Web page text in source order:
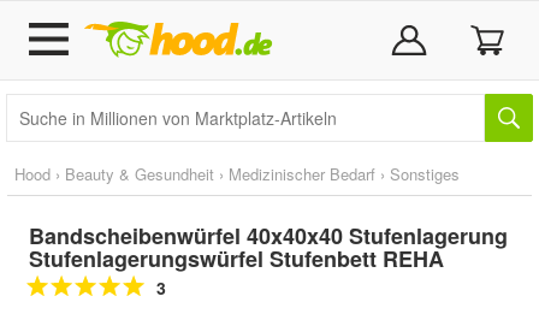
Hood › Beauty & Gesundheit › Medizinischer Bedarf › Sonstiges
Bandscheibenwürfel 40x40x40 Stufenlagerung
Stufenlagerungswürfel Stufenbett REHA
3